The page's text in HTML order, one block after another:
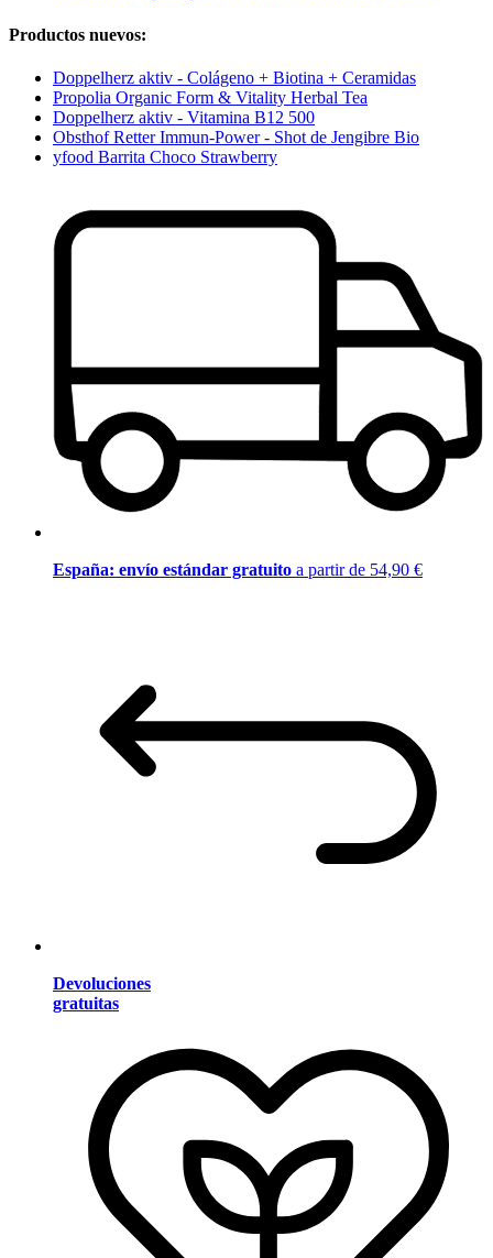
Productos nuevos:
Doppelherz aktiv - Colágeno + Biotina + Ceramidas
Propolia Organic Form & Vitality Herbal Tea
Doppelherz aktiv - Vitamina B12 500
Obsthof Retter Immun-Power - Shot de Jengibre Bio
yfood Barrita Choco Strawberry
España: envío estándar gratuito a partir de 54,90 €
Devoluciones
gratuitas